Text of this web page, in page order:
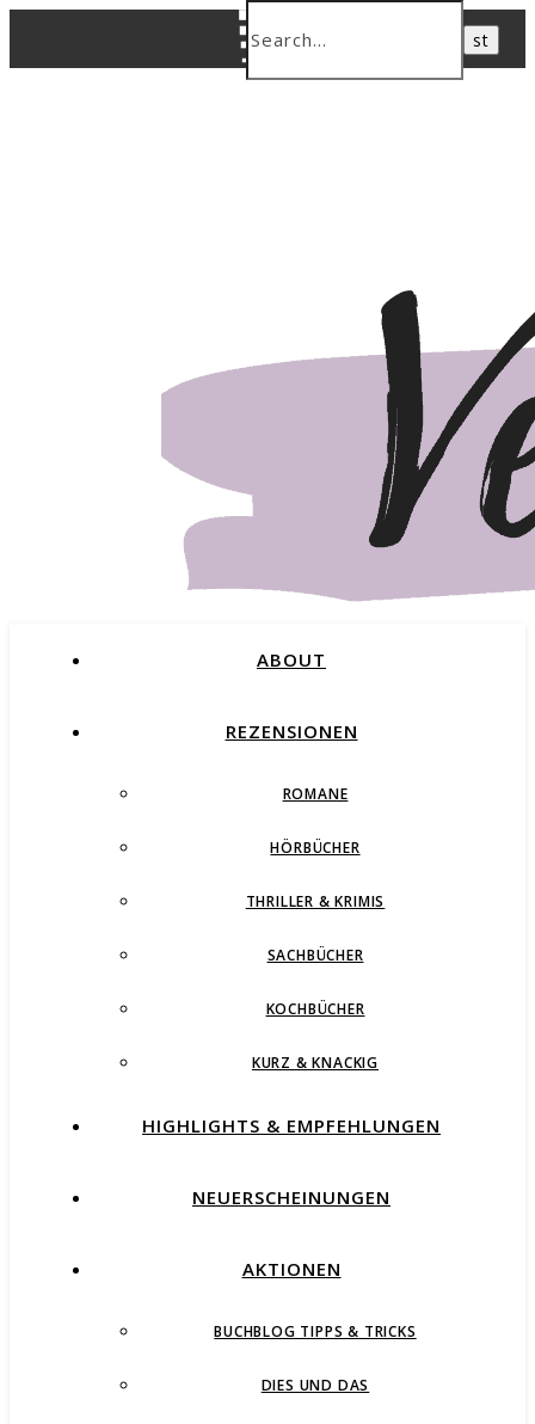
ABOUT
REZENSIONEN
ROMANE
HÖRBÜCHER
THRILLER & KRIMIS
SACHBÜCHER
KOCHBÜCHER
KURZ & KNACKIG
HIGHLIGHTS & EMPFEHLUNGEN
NEUERSCHEINUNGEN
AKTIONEN
BUCHBLOG TIPPS & TRICKS
DIES UND DAS